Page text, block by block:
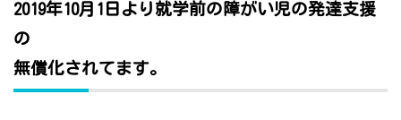
2019年10月1日より就学前の障がい児の発達支援
の
無償化されてます。